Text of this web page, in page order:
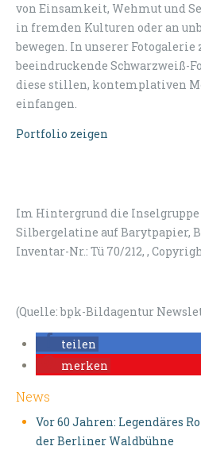
von Einsamkeit, Wehmut und
in fremden Kulturen oder an
bewegen. In unserer Fotogalerie
beeindruckende Schwarzweiß-
diese stillen, kontemplativen
einfangen.
Portfolio zeigen
Im Hintergrund die Inselgruppe
Silbergelatine auf Barytpapier,
Inventar-Nr.: Tü 70/212, ,
(Quelle: bpk-Bildagentur
teilen
merken
News
Vor 60 Jahren: Legendäres
der Berliner Waldbühne